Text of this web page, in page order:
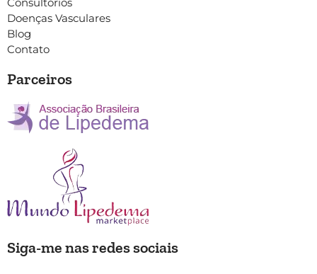
Doenças Vasculares
Blog
Contato
Parceiros
Siga-me nas redes sociais